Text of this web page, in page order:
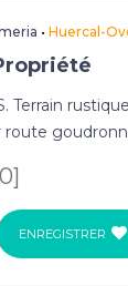
•Huercal-
Terrain
route
ENREGISTRER